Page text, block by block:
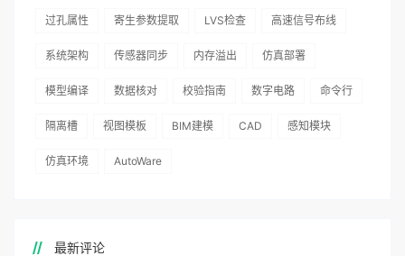
过孔属性 寄生参数提取 LVS检查 高速信号布线
系统架构 传感器同步 内存溢出 仿真部署
模型编译 数据核对 校验指南 数字电路 命令行
隔离槽 视图模板 BIM建模 CAD 感知模块
仿真环境 AutoWare
最新评论